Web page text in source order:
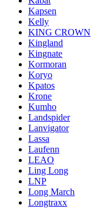
Kapsen
Kelly
KING CROWN
Kingland
Kingnate
Kormoran
Koryo
Kpatos
Krone
Kumho
Landspider
Lanvigator
Lassa
Laufenn
LEAO
Ling Long
LNP
Long March
Longtraxx